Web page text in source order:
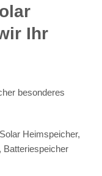
Ihr
besonderes
Heimspeicher,
Batteriespeicher